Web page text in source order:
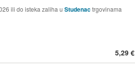
ili do isteka zaliha u Studenactrgovinama
5,29 €